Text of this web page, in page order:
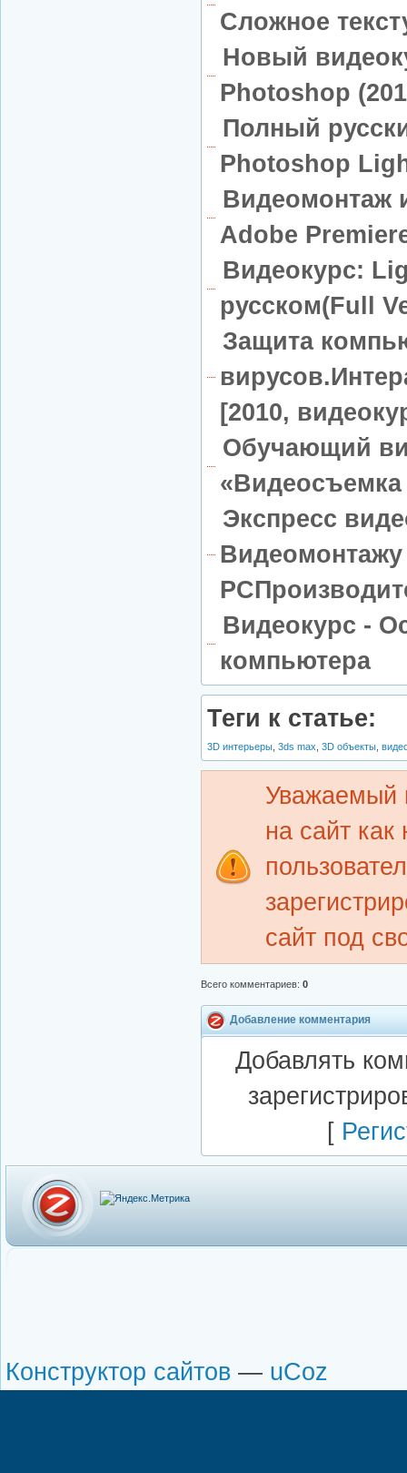
Сложное
Новый
Photoshop
Полный
Photoshop
Видеомонтаж
Adobe
Видеокурс:
русском(Full
Защита
[2010,
Обучающий
Экспресс
Видеомонтажу
Видеокурс -
компьютера
Теги к статье:
3D интерьеры 3ds max 3D объекты
Уважаемый
на сайт как
сайт под
Всего комментариев: 0
Добавление комментария
Добавлять
[
Конструктор сайтов — uCoz